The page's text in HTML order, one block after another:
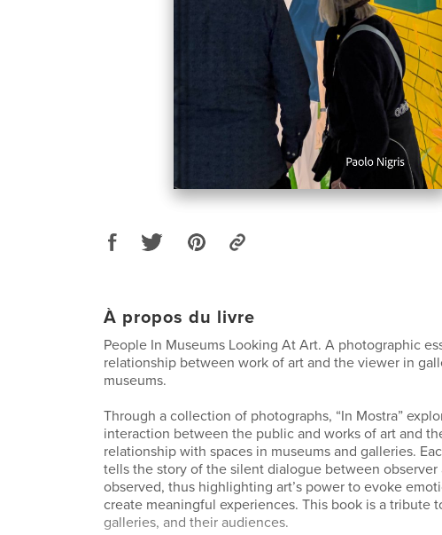
À propos du livre
People In Museums Looking At Art. A photographic
relationship between work of art and the viewer in
museums.
Through a collection of photographs, “In Mostra”
interaction between the public and works of art and
relationship with spaces in museums and galleries.
tells the story of the silent dialogue between observer
observed, thus highlighting art’s power to evoke
create meaningful experiences. This book is a tribute
galleries, and their audiences.